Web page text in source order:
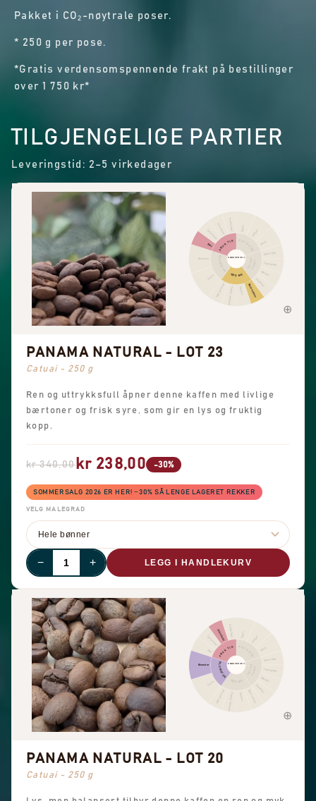
Pakket i CO₂-nøytrale poser.
* 250 g per pose.
*Gratis verdensomspennende frakt på bestillinger
over 1 750 kr*
TILGJENGELIGE PARTIER
Leveringstid: 2–5 virkedager
Kanel Pepper
Skarp
Sjokolade
Hasselnøtt
Mandel
Peanøtter
Brunt sukker
Generell sødme
Søte aromaer
Sort te
Blomster
Bær
Tørket frukt
Annen frukt
SØDME
BLOMSTER
FRUKTIG
SMAKSPROFIL
PANAMA NATURAL - LOT 23
Catuai - 250 g
Ren og uttrykksfull åpner denne kaffen med livlige
bærtoner og frisk syre, som gir en lys og fruktig
kopp.
kr 340,00kr 238,00 -30%
SOMMERSALG 2026 ER HER! −30% SÅ LENGE LAGERET REKKER
VELG MALEGRAD
− + LEGG I HANDLEKURV
Kanel Pepper
Skarp
Sjokolade
Hasselnøtt
Mandel
Peanøtter
Brunt sukker
Generell sødme
Søte aromaer
Sort te
Blomster
Bær
Tørket fruktSitrusfrukt Annen frukt
SØDME
BLOMSTER
FRUKTIG
SMAKSPROFIL
PANAMA NATURAL - LOT 20
Catuai - 250 g